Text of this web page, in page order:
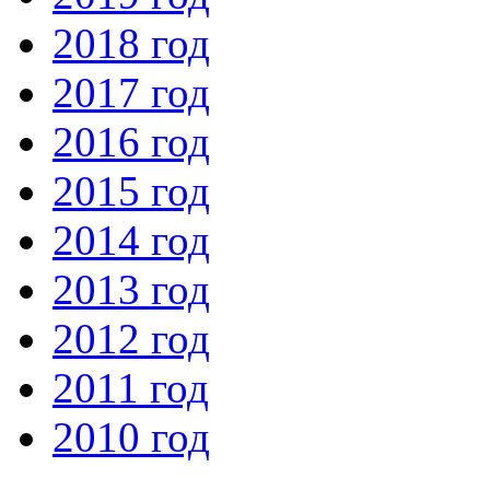
2018 год
2017 год
2016 год
2015 год
2014 год
2013 год
2012 год
2011 год
2010 год